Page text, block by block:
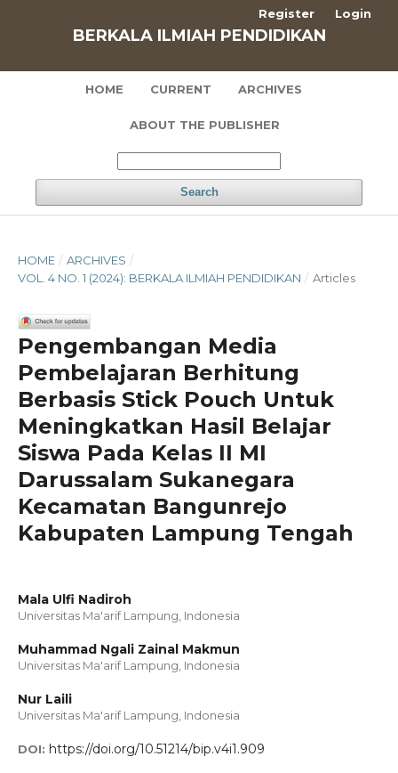
BERKALA ILMIAH PENDIDIKAN
HOME CURRENT ARCHIVES
ABOUT THE PUBLISHER
Search
Register Login
HOME / ARCHIVES /
VOL. 4 NO. 1 (2024): BERKALA ILMIAH PENDIDIKAN / Articles
Pengembangan Media
Pembelajaran Berhitung
Berbasis Stick Pouch Untuk
Meningkatkan Hasil Belajar
Siswa Pada Kelas II MI
Darussalam Sukanegara
Kecamatan Bangunrejo
Kabupaten Lampung Tengah
Mala Ulfi Nadiroh
Universitas Ma'arif Lampung, Indonesia
Muhammad Ngali Zainal Makmun
Universitas Ma'arif Lampung, Indonesia
Nur Laili
Universitas Ma'arif Lampung, Indonesia
DOI: https://doi.org/10.51214/bip.v4i1.909